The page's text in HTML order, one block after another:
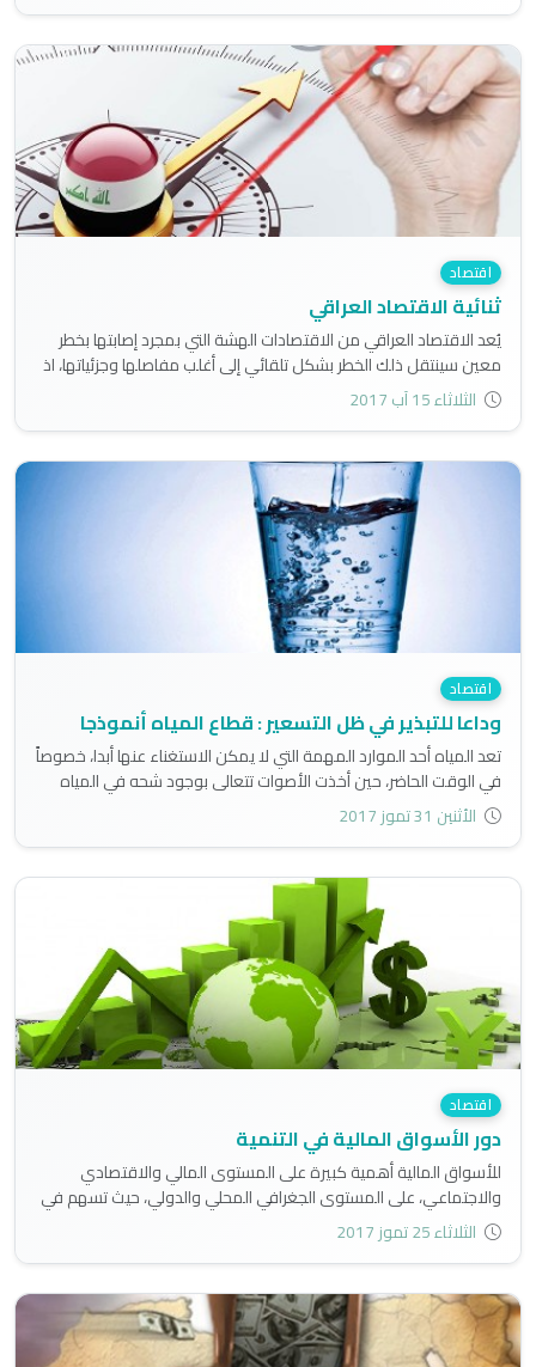
اقتصاد
ثنائية الاقتصاد العراقي
يُعد الاقتصاد العراقي من الاقتصادات الهشة التي بمجرد إصابتها بخطر
معين سينتقل ذلك الخطر بشكل تلقائي إلى أغلب مفاصلها وجزئياتها، اذ
يعاني من مشاكل كثيرة كالبطالة والفقر والعجز الداخلي والخارجي
والدين الخارجي الإجمالي واتجاه إجمالي الاحتياطيات الرسمية نحو
الانخفاض وضعف البنى التحتية...إلخ..
الثلاثاء 15 آب 2017
اقتصاد
وداعا للتبذير في ظل التسعير : قطاع المياه أنموذجا
تعد المياه أحد الموارد المهمة التي لا يمكن الاستغناء عنها أبدا، خصوصاً
في الوقت الحاضر، حين أخذت الأصوات تتعالى بوجود شحه في المياه
على المستوى العالمي فضلاً عن المستوى الإقليمي والمحلي..
الأثنين 31 تموز 2017
اقتصاد
دور الأسواق المالية في التنمية
للأسواق المالية أهمية كبيرة على المستوى المالي والاقتصادي
والاجتماعي، على المستوى الجغرافي المحلي والدولي، حيث تسهم في
توفير الأموال اللازمة للتنمية المالية والاقتصادية والاجتماعية..
الثلاثاء 25 تموز 2017